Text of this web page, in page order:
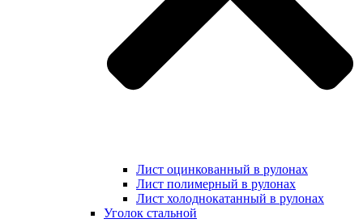
Лист оцинкованный в рулонах
Лист полимерный в рулонах
Лист холоднокатанный в рулонах
Уголок стальной